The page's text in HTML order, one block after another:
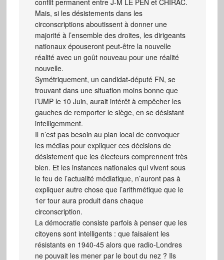
Mais, si les désistements dans les
circonscriptions aboutissent à donner une
majorité à l’ensemble des droites, les dirigeants
nationaux épouseront peut-être la nouvelle
réalité avec un goût nouveau pour une réalité
nouvelle.
Symétriquement, un candidat-député FN, se
trouvant dans une situation moins bonne que
l’UMP le 10 Juin, aurait intérêt à empêcher les
gauches de remporter le siège, en se désistant
intelligemment.
Il n’est pas besoin au plan local de convoquer
les médias pour expliquer ces décisions de
désistement que les électeurs comprennent très
bien. Et les instances nationales qui vivent sous
le feu de l’actualité médiatique, n’auront pas à
expliquer autre chose que l’arithmétique que le
1er tour aura produit dans chaque
circonscription.
La démocratie consiste parfois à penser que les
citoyens sont intelligents : que faisaient les
résistants en 1940-45 alors que radio-Londres
ne pouvait les mener par le bout du nez ? Ils